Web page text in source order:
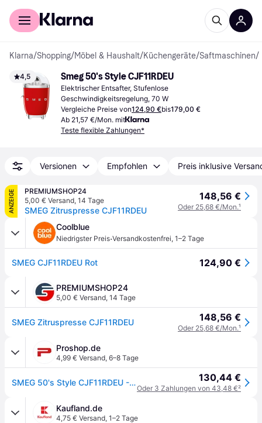
Für Shopper
Klarna/Shopping/Möbel & Haushalt/Küchengeräte/Saftmaschinen/
4,5 Smeg 50's Style CJF11RDEU
Elektrischer Entsafter, Stufenlose
Geschwindigkeitsregelung, 70 W
Vergleiche Preise von124,90 €bis179,00 €
Ab 21,57 €/Mon. mit
Teste flexible Zahlungen*
Versionen Empfohlen Preis inklusive
ANZEIGE
PREMIUMSHOP24
5,00 € Versand, 14 Tage
SMEG Zitruspresse CJF11RDEU
148,56 €
Oder 25,68 €/Mon.¹
Coolblue
Niedrigster Preis·Versandkostenfrei, 1–2 Tage
SMEG CJF11RDEU Rot 124,90 €
PREMIUMSHOP24
5,00 € Versand, 14 Tage
SMEG Zitruspresse CJF11RDEU 148,56 €
Oder 25,68 €/Mon.¹
Proshop.de
4,99 € Versand, 6–8 Tage
SMEG 50's Style CJF11RDEU - citrus press - red 130,44 €
Oder 3 Zahlungen von 43,48 €²
Kaufland.de
4,75 € Versand, 1–2 Tage